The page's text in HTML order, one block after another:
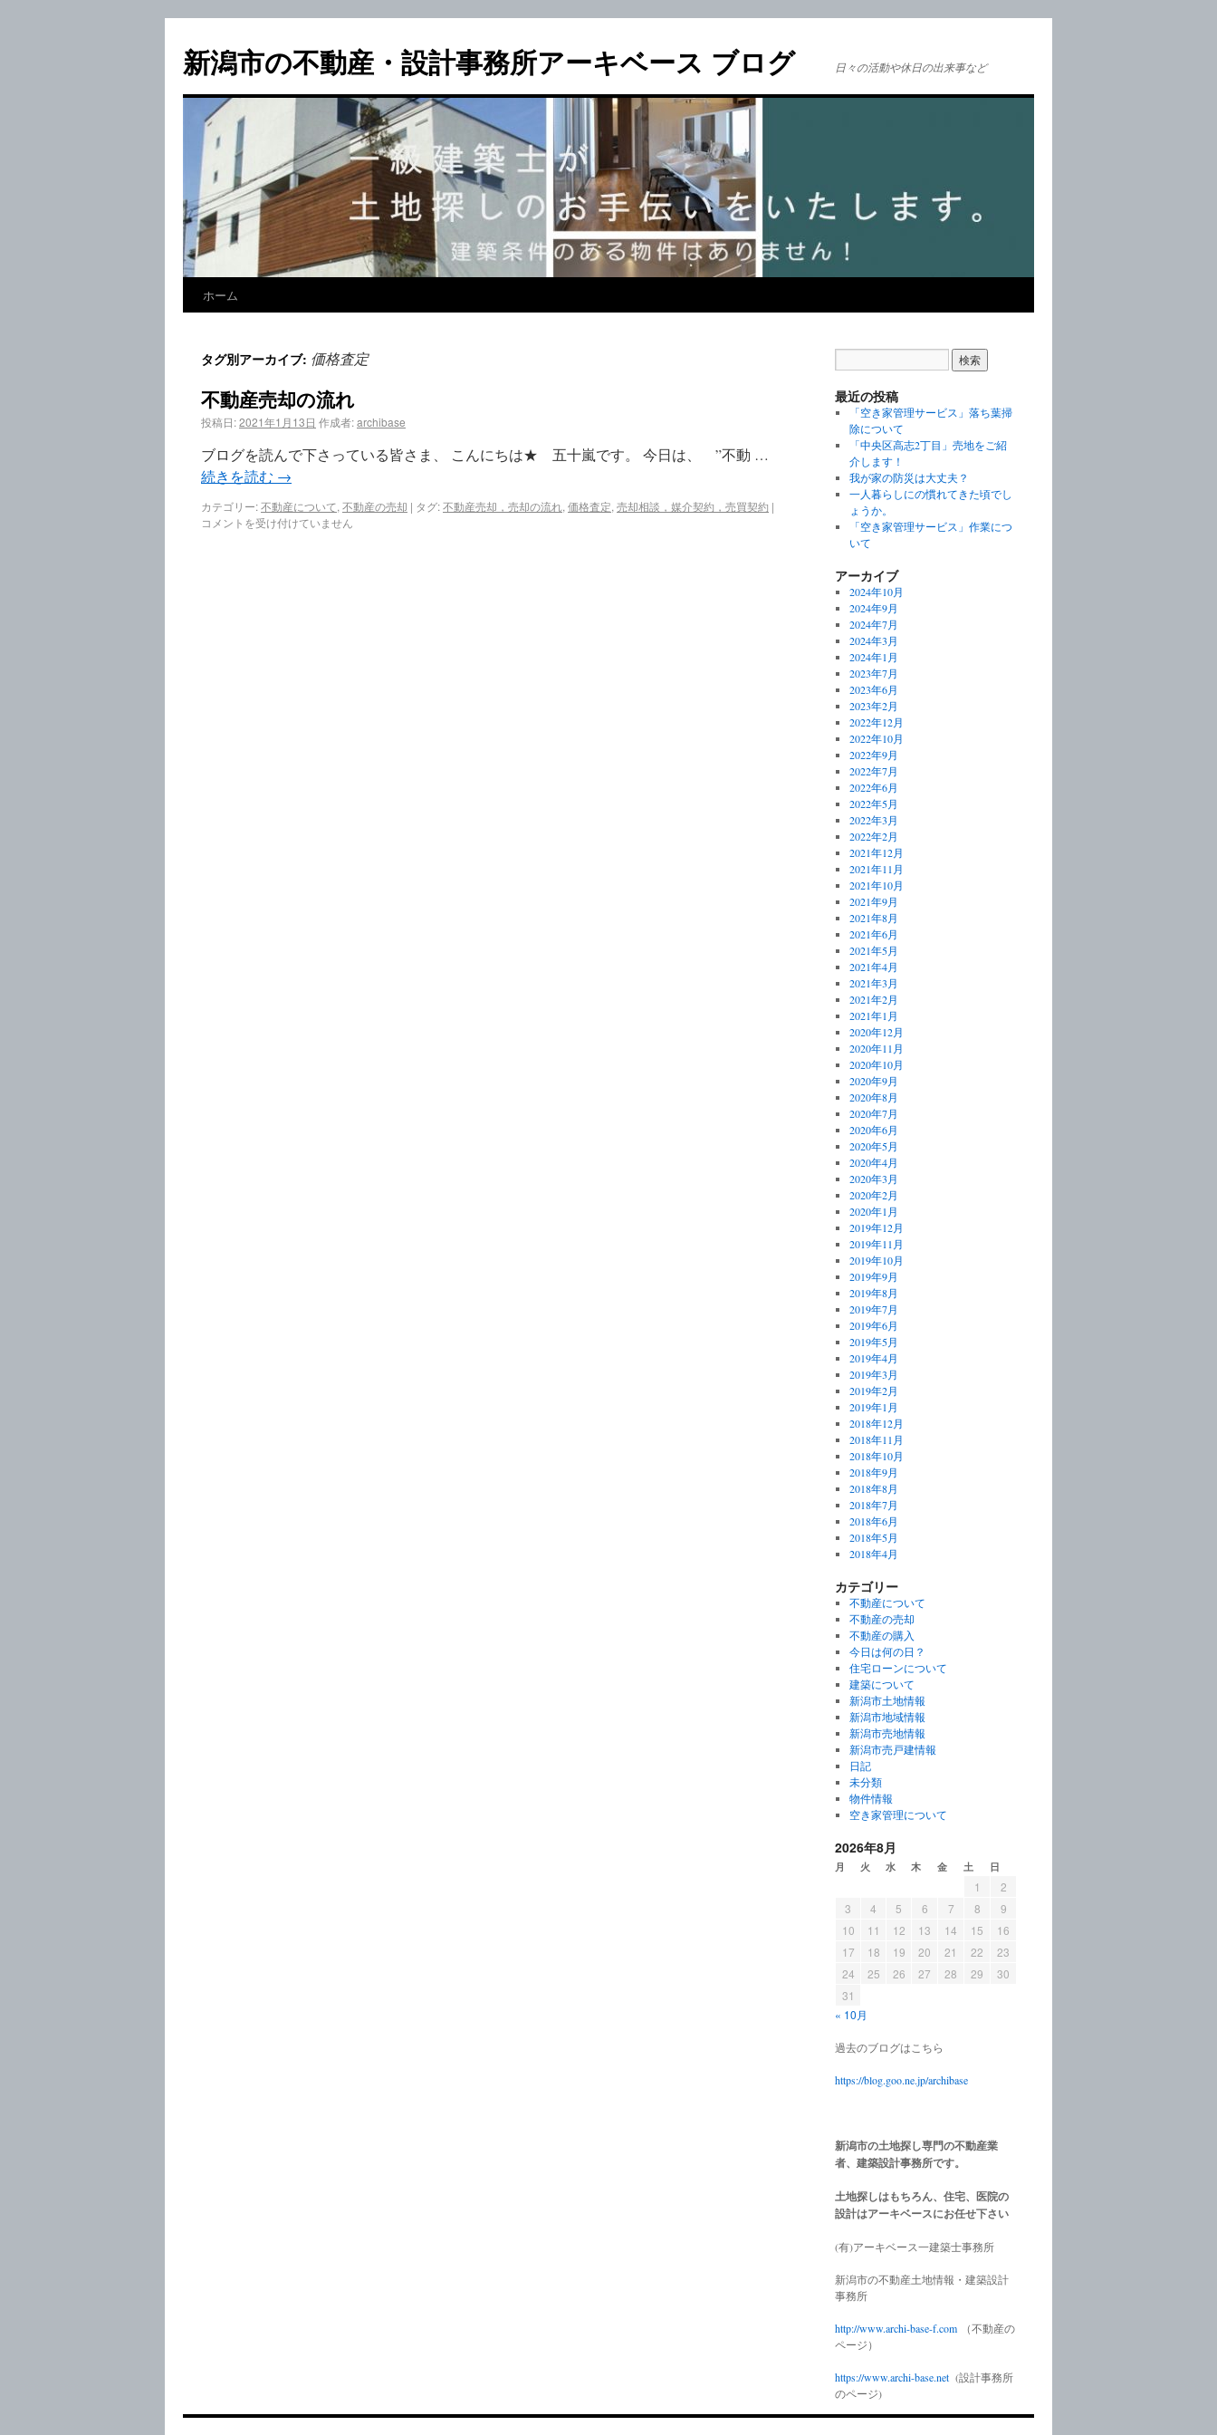
新潟市の不動産・設計事務所アーキベース ブログ 日々の活動や休日の出来事など
ホーム
タグ別アーカイブ: 価格査定
不動産売却の流れ
投稿日:2021年1月13日 作成者:archibase
ブログを読んで下さっている皆さま、 こんにちは★ 五十嵐です。 今日は、 ”不動 …
続きを読む →
カテゴリー:不動産について, 不動産の売却 | タグ:不動産売却，売却の流れ, 価格査定, 売却相談，媒介契約，売買契約 |
コメントを受け付けていません
最近の投稿
「空き家管理サービス」落ち葉掃
除について
「中央区高志2丁目」売地をご紹
介します！
我が家の防災は大丈夫？
一人暮らしにの慣れてきた頃でし
ょうか。
「空き家管理サービス」作業につ
いて
アーカイブ
2024年10月
2024年9月
2024年7月
2024年3月
2024年1月
2023年7月
2023年6月
2023年2月
2022年12月
2022年10月
2022年9月
2022年7月
2022年6月
2022年5月
2022年3月
2022年2月
2021年12月
2021年11月
2021年10月
2021年9月
2021年8月
2021年6月
2021年5月
2021年4月
2021年3月
2021年2月
2021年1月
2020年12月
2020年11月
2020年10月
2020年9月
2020年8月
2020年7月
2020年6月
2020年5月
2020年4月
2020年3月
2020年2月
2020年1月
2019年12月
2019年11月
2019年10月
2019年9月
2019年8月
2019年7月
2019年6月
2019年5月
2019年4月
2019年3月
2019年2月
2019年1月
2018年12月
2018年11月
2018年10月
2018年9月
2018年8月
2018年7月
2018年6月
2018年5月
2018年4月
カテゴリー
不動産について
不動産の売却
不動産の購入
今日は何の日？
住宅ローンについて
建築について
新潟市土地情報
新潟市地域情報
新潟市売地情報
新潟市売戸建情報
日記
未分類
物件情報
空き家管理について
2026年8月
月 火 水 木 金 土 日
« 10月
1
2
3
4 5 6 7 8
9
10
11 12 13 14 15
16
17
18 19 20 21 22
23
24
25 26 27 28 29
30
31
過去のブログはこちら
https://blog.goo.ne.jp/archibase
新潟市の土地探し専門の不動産業
者、建築設計事務所です。
土地探しはもちろん、住宅、医院の
設計はアーキベースにお任せ下さい
(有)アーキベース一建築士事務所
新潟市の不動産土地情報・建築設計
事務所
http://www.archi-base-f.com
（不動産の
ページ）
https://www.archi-base.net (設計事務所
のページ)